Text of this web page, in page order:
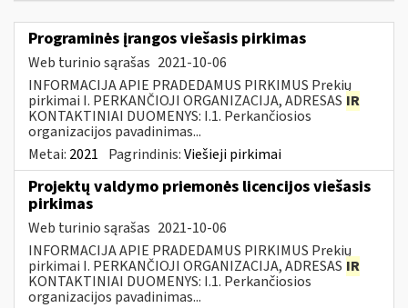
Programinės įrangos viešasis pirkimas
Web turinio sąrašas 2021-10-06
INFORMACIJA APIE PRADEDAMUS PIRKIMUS Prekių
pirkimai I. PERKANČIOJI ORGANIZACIJA, ADRESAS IR
KONTAKTINIAI DUOMENYS: I.1. Perkančiosios
organizacijos pavadinimas...
Metai: 2021 Pagrindinis:Viešieji pirkimai
Projektų valdymo priemonės licencijos viešasis
pirkimas
Web turinio sąrašas 2021-10-06
INFORMACIJA APIE PRADEDAMUS PIRKIMUS Prekių
pirkimai I. PERKANČIOJI ORGANIZACIJA, ADRESAS IR
KONTAKTINIAI DUOMENYS: I.1. Perkančiosios
organizacijos pavadinimas...